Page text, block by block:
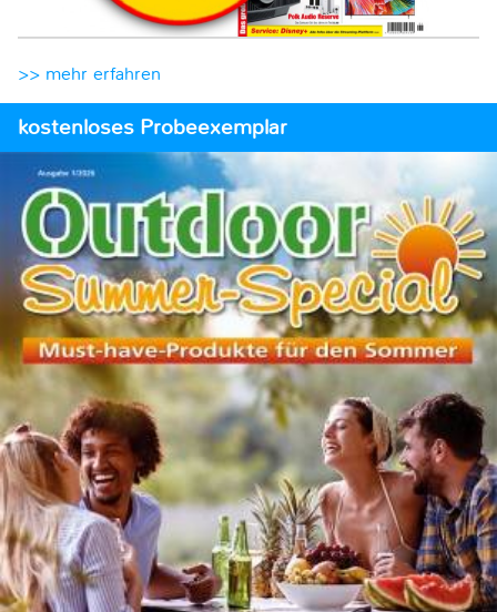
>> mehr erfahren
kostenloses Probeexemplar